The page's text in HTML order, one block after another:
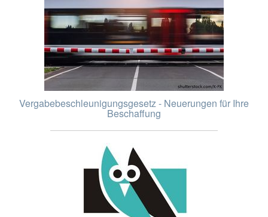
Vergabebeschleunigungsgesetz - Neuerungen für Ihre
Beschaffung